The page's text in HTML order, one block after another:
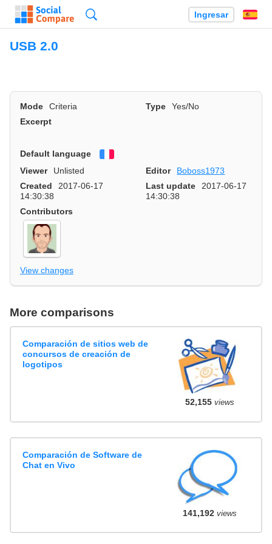
Ingresar
USB 2.0
Mode Criteria Type
Yes/No
Excerpt
Default language
Viewer
Unlisted Editor
Boboss1973
Created
2017-06-17
14:30:38
Last update
2017-06-17
14:30:38
Contributors
View changes
More comparisons
Comparación de sitios web de
concursos de creación de
logotipos
52,155views
Comparación de Software de
Chat en Vivo
141,192views